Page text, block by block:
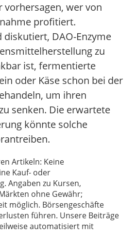
vorhersagen, wer von
profitiert.
diskutiert, DAO-Enzyme
zu
ist, fermentierte
oder Käse schon bei der
um ihren
senken. Die erwartete
könnte solche
Artikeln: Keine
Kauf- oder
Angaben zu Kursen,
ohne Gewähr;
möglich. Börsengeschäfte
führen. Unsere Beiträge
automatisiert mit